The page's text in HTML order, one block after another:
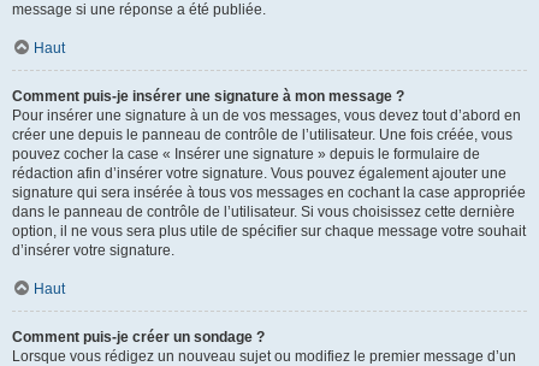
message si une réponse a été publiée.
Haut
Comment puis-je insérer une signature à mon message ?
Pour insérer une signature à un de vos messages, vous devez tout d’abord en
créer une depuis le panneau de contrôle de l’utilisateur. Une fois créée, vous
pouvez cocher la case « Insérer une signature » depuis le formulaire de
rédaction afin d’insérer votre signature. Vous pouvez également ajouter une
signature qui sera insérée à tous vos messages en cochant la case appropriée
dans le panneau de contrôle de l’utilisateur. Si vous choisissez cette dernière
option, il ne vous sera plus utile de spécifier sur chaque message votre souhait
d’insérer votre signature.
Haut
Comment puis-je créer un sondage ?
Lorsque vous rédigez un nouveau sujet ou modifiez le premier message d’un